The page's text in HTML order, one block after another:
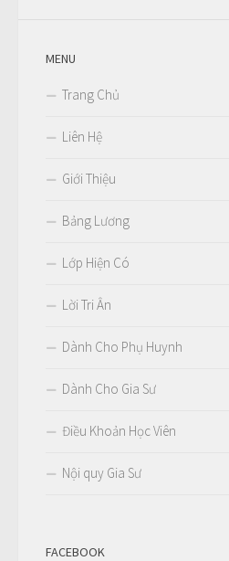
MENU
Trang Chủ
Liên Hệ
Giới Thiệu
Bảng Lương
Lớp Hiện Có
Lời Tri Ân
Dành Cho Phụ Huynh
Dành Cho Gia Sư
Điều Khoản Học Viên
Nội quy Gia Sư
FACEBOOK